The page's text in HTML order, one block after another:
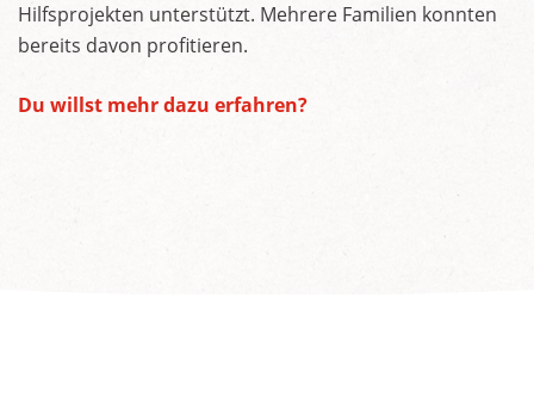
Hilfsprojekten unterstützt. Mehrere Familien konnten
bereits davon profitieren.
Du willst mehr dazu erfahren?